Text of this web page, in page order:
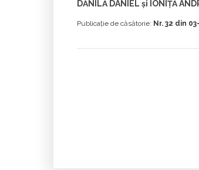
DĂNILĂ DANIEL și IONIȚĂ
Publicație de căsătorie: Nr. 32 din